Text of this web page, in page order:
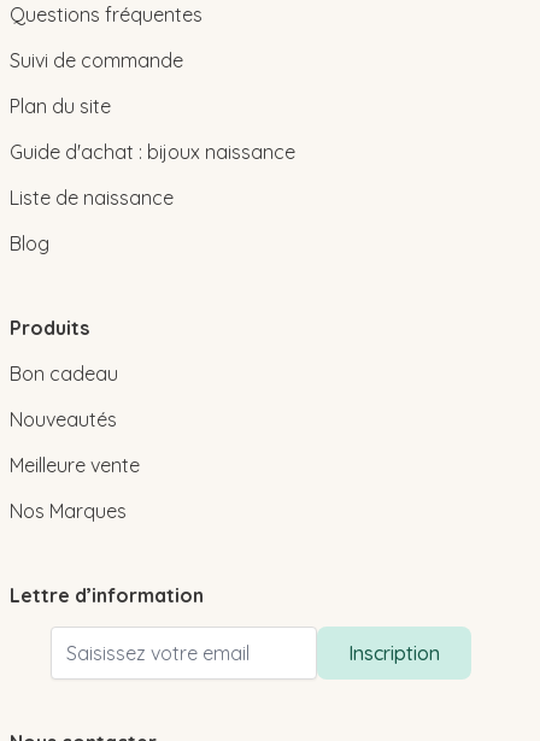
Questions fréquentes
Suivi de commande
Plan du site
Guide d'achat : bijoux naissance
Liste de naissance
Blog
Produits
Bon cadeau
Nouveautés
Meilleure vente
Nos Marques
Lettre d’information
Adresse email
Inscription